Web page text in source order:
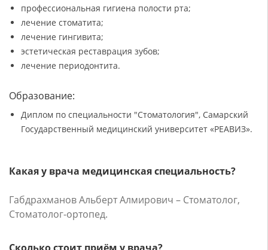
профессиональная гигиена полости рта;
лечение стоматита;
лечение гингивита;
эстетическая реставрация зубов;
лечение периодонтита.
Образование:
Диплом по специальности "Стоматология", Самарский
Государственный медицинский университет «РЕАВИЗ».
Какая у врача медицинская специальность?
Габдрахманов Альберт Алмирович – Стоматолог,
Стоматолог-ортопед.